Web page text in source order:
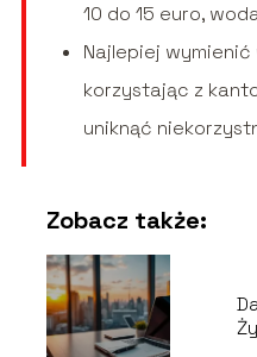
10 do 15 euro,
Najlepiej
korzystając z
uniknąć
Zobacz także: